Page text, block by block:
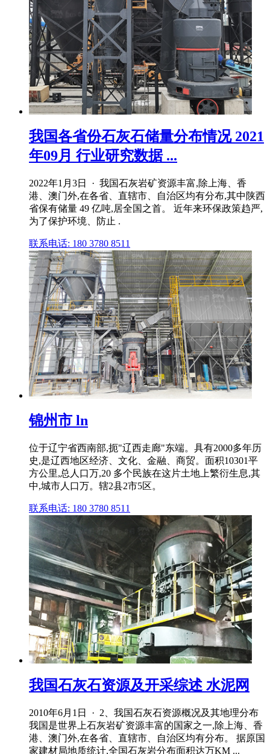
我国各省份石灰石储量分布情况 2021
年09月 行业研究数据 ...
2022年1月3日 · 我国石灰岩矿资源丰富,除上海、香
港、澳门外,在各省、直辖市、自治区均有分布,其中陕西
省保有储量 49 亿吨,居全国之首。 近年来环保政策趋严,
为了保护环境、防止 .
联系电话: 180 3780 8511
锦州市 ln
位于辽宁省西南部,扼"辽西走廊"东端。具有2000多年历
史,是辽西地区经济、文化、金融、商贸。面积10301平
方公里,总人口万,20 多个民族在这片土地上繁衍生息,其
中,城市人口万。辖2县2市5区。
联系电话: 180 3780 8511
我国石灰石资源及开采综述 水泥网
2010年6月1日 · 2、我国石灰石资源概况及其地理分布
我国是世界上石灰岩矿资源丰富的国家之一,除上海、香
港、澳门外,在各省、直辖市、自治区均有分布。 据原国
家建材局地质统计,全国石灰岩分布面积达万KM ...